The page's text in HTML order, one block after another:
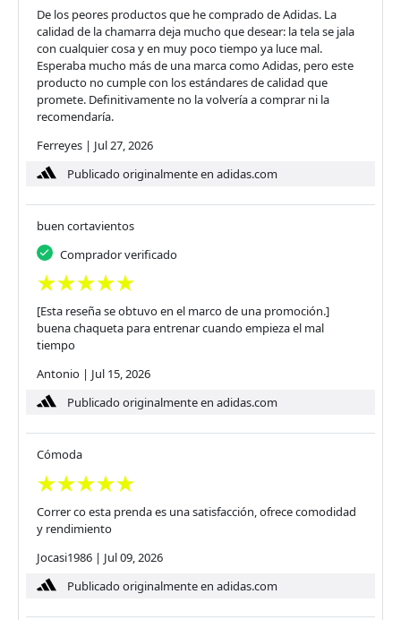
De los peores productos que he comprado de Adidas. La
calidad de la chamarra deja mucho que desear: la tela se jala
con cualquier cosa y en muy poco tiempo ya luce mal.
Esperaba mucho más de una marca como Adidas, pero este
producto no cumple con los estándares de calidad que
promete. Definitivamente no la volvería a comprar ni la
recomendaría.
Ferreyes | Jul 27, 2026
Publicado originalmente en adidas.com
buen cortavientos
Comprador verificado
[Esta reseña se obtuvo en el marco de una promoción.]
buena chaqueta para entrenar cuando empieza el mal
tiempo
Antonio | Jul 15, 2026
Publicado originalmente en adidas.com
Cómoda
Correr co esta prenda es una satisfacción, ofrece comodidad
y rendimiento
Jocasi1986 | Jul 09, 2026
Publicado originalmente en adidas.com